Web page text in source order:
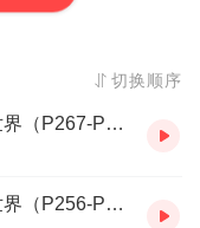
切换顺序
2月25日第十七章——重新回到两人世界（P267-P277）
2月24日第十七章——重新回到两人世界（P256-P266）